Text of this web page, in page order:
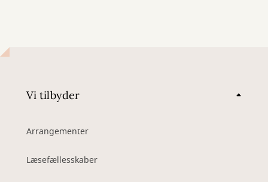
Vi tilbyder
Arrangementer
Læsefællesskaber